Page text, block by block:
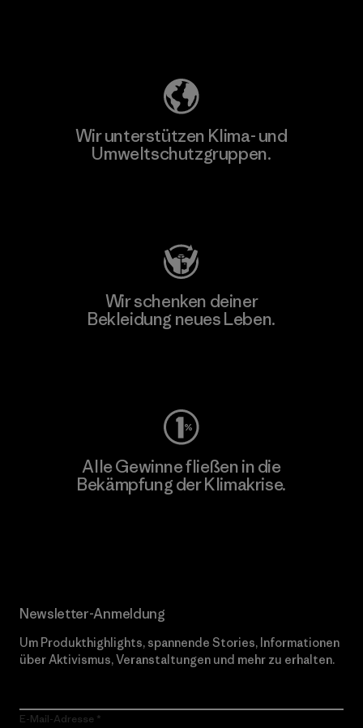
Wir unterstützen Klima- und
Umweltschutzgruppen.
Wir schenken deiner
Bekleidung neues Leben.
Alle Gewinne fließen in die
Bekämpfung der Klimakrise.
Newsletter-Anmeldung
Um Produkthighlights, spannende Stories, Informationen
über Aktivismus, Veranstaltungen und mehr zu erhalten.
E-Mail-Adresse